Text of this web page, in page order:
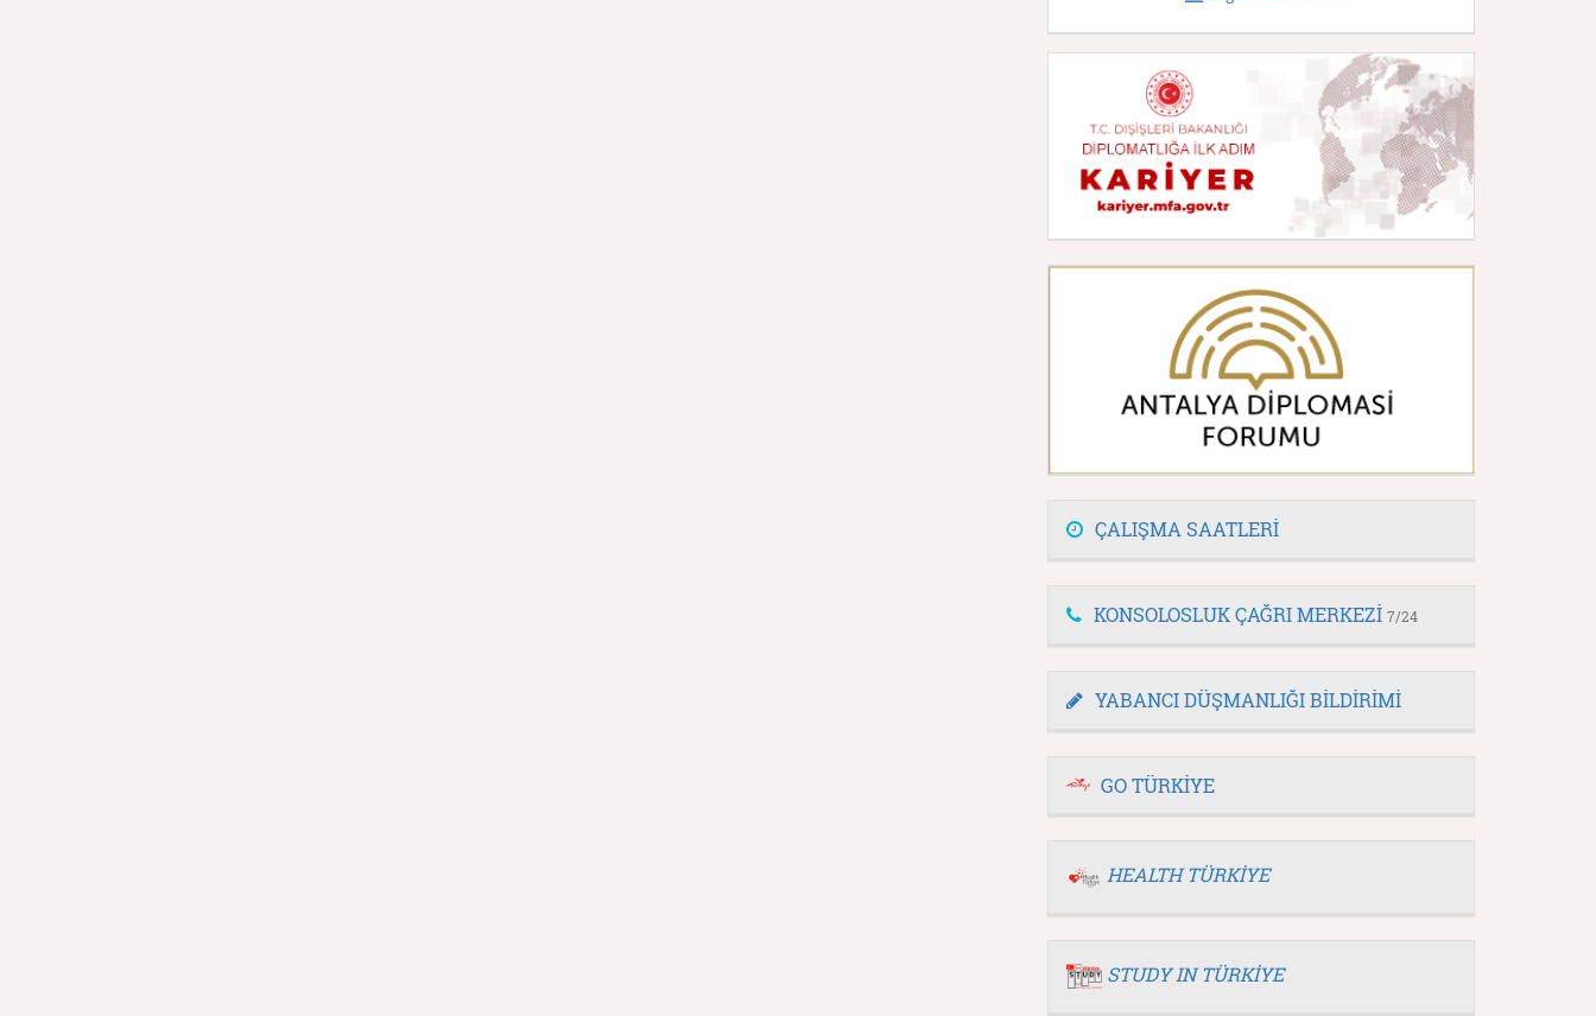
ÇALIŞMA SAATLERİ
KONSOLOSLUK ÇAĞRI MERKEZİ 7/24
YABANCI DÜŞMANLIĞI BİLDİRİMİ
GO TÜRKİYE
HEALTH TÜRKİYE
STUDY IN TÜRKİYE